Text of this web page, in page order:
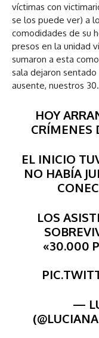
víctimas con
se los puede ver) a
comodidades de su
presos en la unidad
sumaron a esta
sala dejaron
ausente, nuestros
HOY
CRÍMENES
EL INICIO
NO HABÍA
LOS
«30.000
—